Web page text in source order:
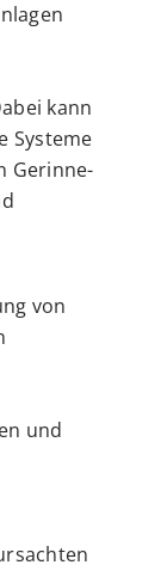
kann
Systeme
Gerinne-
von
und